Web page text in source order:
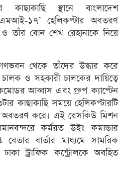
কাছাকাছি স্থানে বাংলাদেশ
১৭’ হেলিকপ্টার অবতরণ
তাঁর বোন শেখ রেহানাকে নিয়ে
থেকে তাঁদের উদ্ধার করে
ও সহকারী চালকের দায়িত্বে
আব্বাস এবং গ্রুপ ক্যাপ্টেন
কাছাকাছি সময়ে হেলিকপ্টারটি
অবতরণ করে। এই রেসকিউ মিশন
কর্মরত উইং কমান্ডার
বেতার বার্তার মাধ্যমে সামরিক
ট্রাফিক কন্ট্রোলকে অবহিত